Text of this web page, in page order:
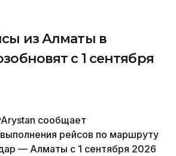
из Алматы в
с 1 сентября
сообщает
рейсов по маршруту
— Алматы с 1 сентября 2026